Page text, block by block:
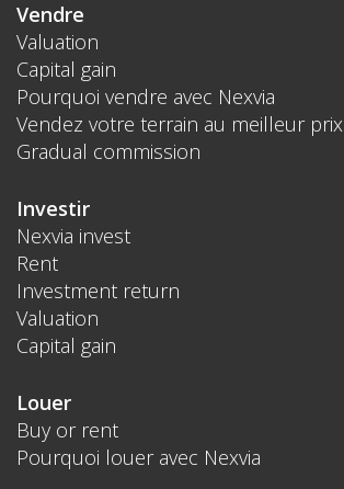
Vendre
Valuation
Capital gain
Pourquoi vendre avec Nexvia
Vendez votre terrain au meilleur prix
Gradual commission
Investir
Nexvia invest
Rent
Investment return
Valuation
Capital gain
Louer
Buy or rent
Pourquoi louer avec Nexvia